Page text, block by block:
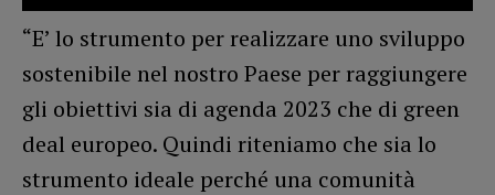
“E’ lo strumento per realizzare uno sviluppo
sostenibile nel nostro Paese per raggiungere
gli obiettivi sia di agenda 2023 che di green
deal europeo. Quindi riteniamo che sia lo
strumento ideale perché una comunità